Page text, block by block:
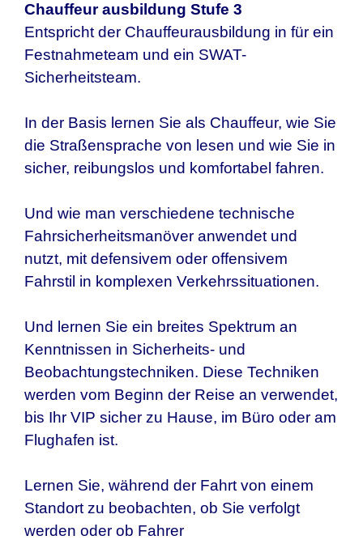
Chauffeur ausbildung Stufe 3
Entspricht der Chauffeurausbildung in für ein
Festnahmeteam und ein SWAT-
Sicherheitsteam.
In der Basis lernen Sie als Chauffeur, wie Sie
die Straßensprache von lesen und wie Sie in
sicher, reibungslos und komfortabel fahren.
Und wie man verschiedene technische
Fahrsicherheitsmanöver anwendet und
nutzt, mit defensivem oder offensivem
Fahrstil in komplexen Verkehrssituationen.
Und lernen Sie ein breites Spektrum an
Kenntnissen in Sicherheits- und
Beobachtungstechniken. Diese Techniken
werden vom Beginn der Reise an verwendet,
bis Ihr VIP sicher zu Hause, im Büro oder am
Flughafen ist.
Lernen Sie, während der Fahrt von einem
Standort zu beobachten, ob Sie verfolgt
werden oder ob Fahrer